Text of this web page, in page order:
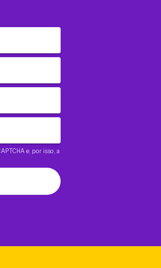
e, por isso, a